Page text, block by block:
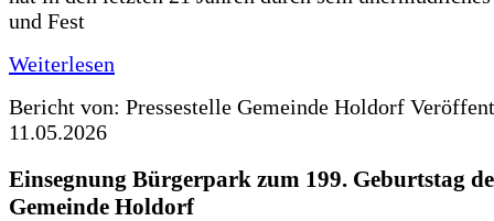
und Fest
Weiterlesen
Bericht von: Pressestelle Gemeinde Holdorf
11.05.2026
Einsegnung Bürgerpark zum 199. Geburtstag
Gemeinde Holdorf